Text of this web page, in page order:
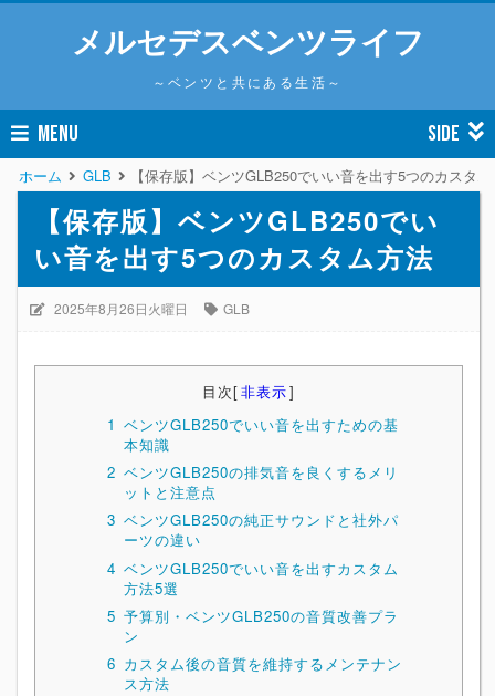
メルセデスベンツライフ
～ベンツと共にある生活～
MENU SIDE
ホーム GLB 【保存版】ベンツGLB250でいい音を出す5つのカスタ
【保存版】ベンツGLB250でい
い音を出す5つのカスタム方法
2025年8月26日火曜日 GLB
目次[非表示]
1 ベンツGLB250でいい音を出すための基
本知識
2 ベンツGLB250の排気音を良くするメリ
ットと注意点
3 ベンツGLB250の純正サウンドと社外パ
ーツの違い
4 ベンツGLB250でいい音を出すカスタム
方法5選
5 予算別・ベンツGLB250の音質改善プラ
ン
6 カスタム後の音質を維持するメンテナン
ス方法